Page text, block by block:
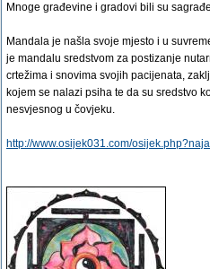
Mnoge građevine i gradovi bili su
Mandala je našla svoje mjesto i u
je mandalu sredstvom za postizanje
crtežima i snovima svojih pacijenata,
kojem se nalazi psiha te da su sredstvo
nesvjesnog u čovjeku.
http://www.osijek031.com/